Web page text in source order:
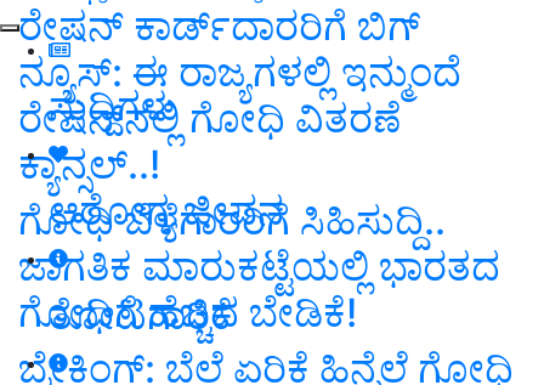
ಸುದ್ದಿಗಳು
ಆರೋಗ್ಯ ಜೀವನ
ತೋಟಗಾರಿಕೆ
ರೇಷನ್‌ ಕಾರ್ಡ್‌ದಾರರಿಗೆ ಬಿಗ್‌
ನ್ಯೂಸ್‌: ಈ ರಾಜ್ಯಗಳಲ್ಲಿ ಇನ್ಮುಂದೆ
ರೇಷನ್‌ನಲ್ಲಿ ಗೋಧಿ ವಿತರಣೆ
ಕ್ಯಾನ್ಸಲ್‌..!
ಗೋಧಿ ಬೆಳೆಗಾರರಿಗೆ ಸಿಹಿಸುದ್ದಿ..
ಜಾಗತಿಕ ಮಾರುಕಟ್ಟೆಯಲ್ಲಿ ಭಾರತದ
ಗೋಧಿಗೆ ಹೆಚ್ಚಿದ ಬೇಡಿಕೆ!
ಬ್ರೇಕಿಂಗ್: ಬೆಲೆ ಏರಿಕೆ ಹಿನ್ನೆಲೆ ಗೋಧಿ